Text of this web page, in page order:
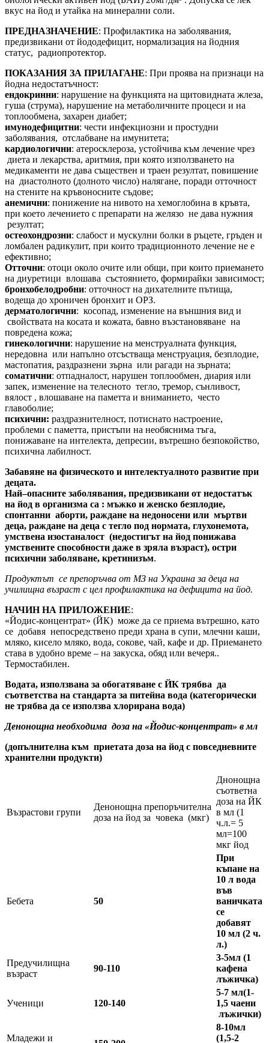
вкус на йод и утайка на минерални соли.
ПРЕДНАЗНАЧЕНИЕ: Профилактика на заболявания,
предизвикани от йододефицит, нормализация на йодния
статус, радиопротектор.
ПОКАЗАНИЯ ЗА ПРИЛАГАНЕ: При проява на признаци на
йодна недостатъчност:
ендокринни: нарушение на функцията на щитовидната жлеза,
гуша (струма), нарушение на метаболичните процеси и на
топлообмена, захарен диабет;
имунодефицитни: чести инфекциозни и простудни
заболявания, отслабване на имунитета;
кардиологични: атеросклероза, устойчива към лечение чрез
диета и лекарства, аритмия, при която използването на
медикаменти не дава съществен и траен резултат, повишение
на диастолното (долното число) налягане, поради отточност
на стените на кръвоносните съдове;
анемични: понижение на нивото на хемоглобина в кръвта,
при което лечението с препарати на желязо не дава нужния
резултат;
остеохондрозни: слабост и мускулни болки в ръцете, гръден и
ломбален радикулит, при които традиционното лечение не е
ефективно;
Отточни: отоци около очите или общи, при които приемането
на диуретици влошава състоянието, формирайки зависимост;
бронхобелодробни: отточност на дихателните пътища,
водеща до хроничен бронхит и ОРЗ.
дерматологични: косопад, изменение на външния вид и
свойствата на косата и кожата, бавно възстановяване на
повредена кожа;
гинекологични: нарушение на менструалната функция,
нередовна или напълно отсъстваща менструация, безплодие,
мастопатия, раздразнени зърна или рагади на зърната;
cоматични: отпадналост, нарушен топлообмен, диария или
запек, изменение на телесното тегло, тремор, сънливост,
вялост , влошаване на паметта и вниманието, често
главоболие;
психични: раздразнителност, потиснато настроение,
проблеми с паметта, пристъпи на необяснима тъга,
понижаване на интелекта, депресии, вътрешно безпокойство,
психична лабилност.
Забавяне на физическото и интелектуалното развитие при
децата.
Най–опасните заболявания, предизвикани от недостатък
на йод в организма са : мъжко и женско безплодие,
спонтанни аборти, раждане на недоносени или мъртви
деца, раждане на деца с тегло под нормата, глухонемота,
умствена изостаналост (недостигът на йод понижава
умствените способности даже в зряла възраст), остри
психични заболяване, кретинизъм.
Продуктът се препоръчва от МЗ на Украина за деца на
училищна възраст с цел профилактика на дефицита на йод.
НАЧИН НА ПРИЛОЖЕНИЕ:
«Йодис-концентрат» (ЙК) може да се приема вътрешно, като
се добавя непосредствено преди храна в супи, млечни каши,
мляко, кисело мляко, вода, сокове, чай, кафе и др. Приемането
става в удобно време – на закуска, обяд или вечеря..
Термостабилен.
Водата, използвана за обогатяване с ЙК трябва да
съответства на стандарта за питейна вода (категорически
не трябва да се използва хлорирана вода)
Денонощна необходима доза на «Йодис-концентрат» в мл
(допълнителна към приетата доза на йод с повседневните
хранителни продукти)
Възрастови групи
Денонощна препоръчителна
доза на йод за човека (мкг)
Днонощна
съответна
доза на ЙК
в мл (1
ч.л.= 5
мл=100
мкг йод
Бебета 50
При
къпане на
10 л вода
във
ваничката
се
добавят
10 мл (2 ч.
л.)
Предучилищна
възраст
90-110
3-5мл (1
кафена
лъжичка)
Ученици 120-140
5-7 мл(1-
1,5 чаени
лъжички)
Младежи и
8-10мл
(1,5-2